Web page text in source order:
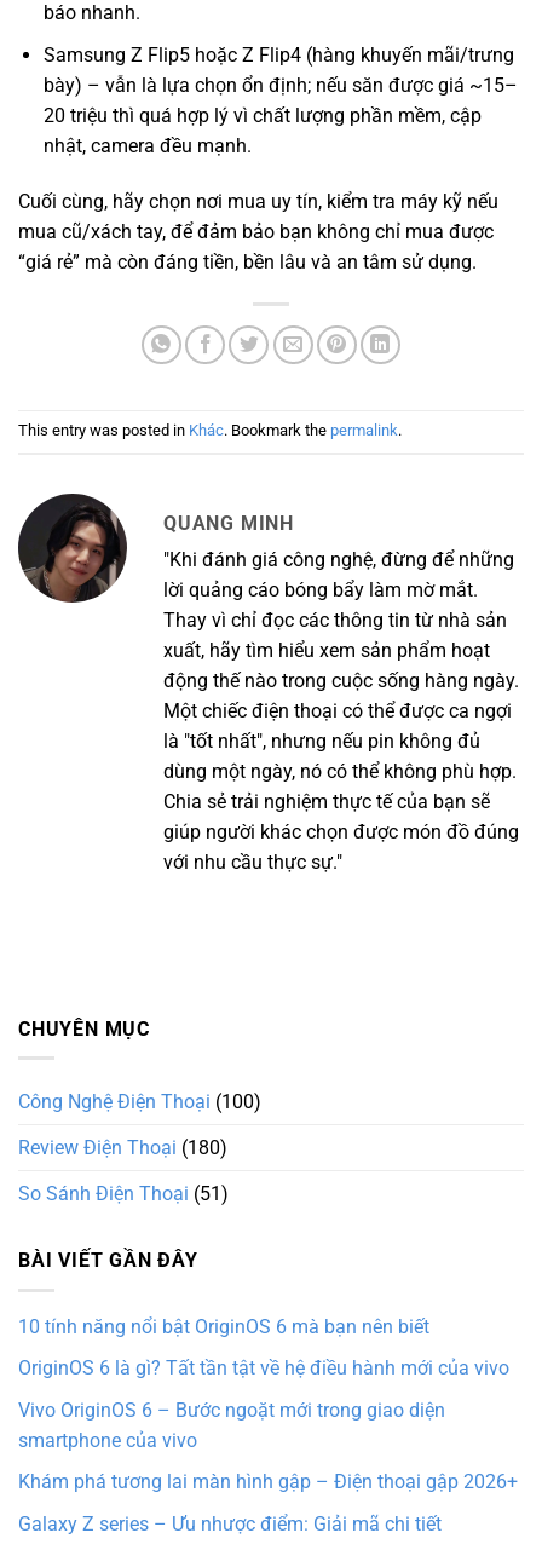
báo nhanh.
Samsung Z Flip5 hoặc Z Flip4 (hàng khuyến mãi/trưng
bày) – vẫn là lựa chọn ổn định; nếu săn được giá ~15–
20 triệu thì quá hợp lý vì chất lượng phần mềm, cập
nhật, camera đều mạnh.
Cuối cùng, hãy chọn nơi mua uy tín, kiểm tra máy kỹ nếu
mua cũ/xách tay, để đảm bảo bạn không chỉ mua được
“giá rẻ” mà còn đáng tiền, bền lâu và an tâm sử dụng.
This entry was posted in Khác. Bookmark the permalink.
QUANG MINH
"Khi đánh giá công nghệ, đừng để những
lời quảng cáo bóng bẩy làm mờ mắt.
Thay vì chỉ đọc các thông tin từ nhà sản
xuất, hãy tìm hiểu xem sản phẩm hoạt
động thế nào trong cuộc sống hàng ngày.
Một chiếc điện thoại có thể được ca ngợi
là "tốt nhất", nhưng nếu pin không đủ
dùng một ngày, nó có thể không phù hợp.
Chia sẻ trải nghiệm thực tế của bạn sẽ
giúp người khác chọn được món đồ đúng
với nhu cầu thực sự."
CHUYÊN MỤC
Công Nghệ Điện Thoại (100)
Review Điện Thoại (180)
So Sánh Điện Thoại (51)
BÀI VIẾT GẦN ĐÂY
10 tính năng nổi bật OriginOS 6 mà bạn nên biết
OriginOS 6 là gì? Tất tần tật về hệ điều hành mới của vivo
Vivo OriginOS 6 – Bước ngoặt mới trong giao diện
smartphone của vivo
Khám phá tương lai màn hình gập – Điện thoại gập 2026+
Galaxy Z series – Ưu nhược điểm: Giải mã chi tiết